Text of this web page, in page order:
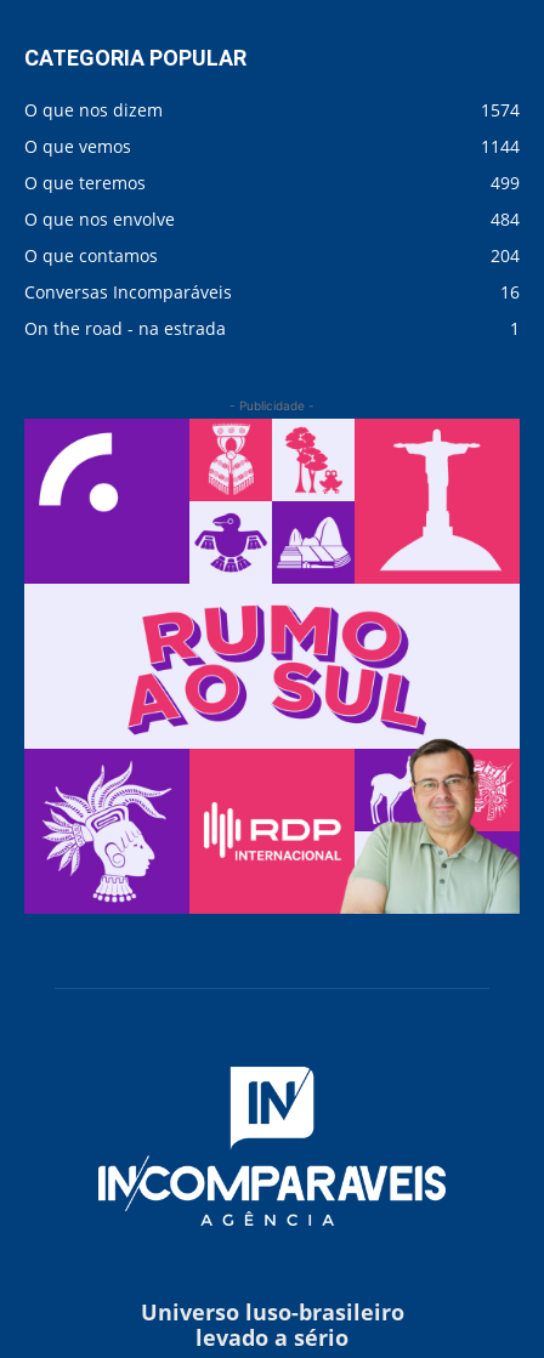
CATEGORIA POPULAR
O que nos dizem
1574
O que vemos
1144
O que teremos
499
O que nos envolve
484
O que contamos
204
Conversas Incomparáveis
16
On the road - na estrada
1
- Publicidade -
Universo luso-brasileiro
levado a sério